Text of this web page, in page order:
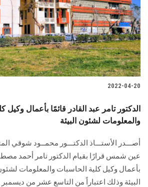
2022-04-20
الدكتور تامر عبد القادر قائمًا بأعمال وكيل
والمعلومات لشئون البيئة
أصـــدر الأستـــاذ الدكتـــور محمــود شوقي
عين شمس قرارًا بقيام الدكتور تامر أحمد
بأعمال وكيل كلية الحاسبات والمعلومات
البيئة وذلك اعتباراً من التاسع عشر من